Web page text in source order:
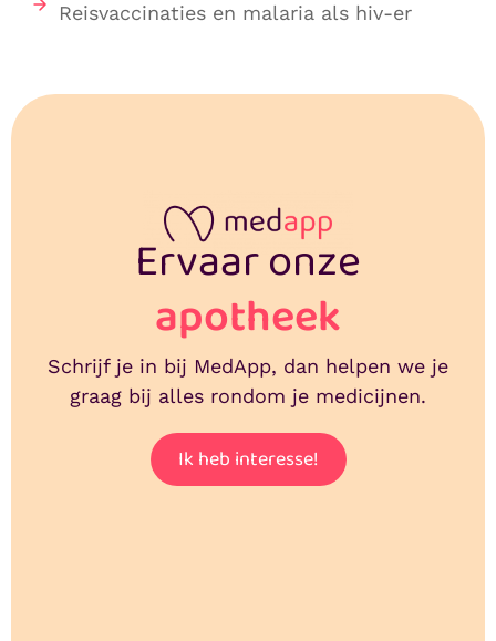
Reisvaccinaties en malaria als hiv-er
Ervaar onze
apotheek
Schrijf je in bij MedApp, dan helpen we je
graag bij alles rondom je medicijnen.
Ik heb interesse!